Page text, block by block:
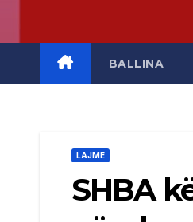
BALLINA
LAJME
SHBA